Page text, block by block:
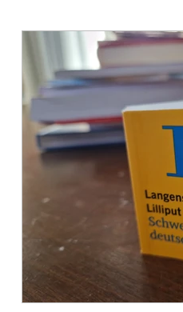
Dunstan Babysprache